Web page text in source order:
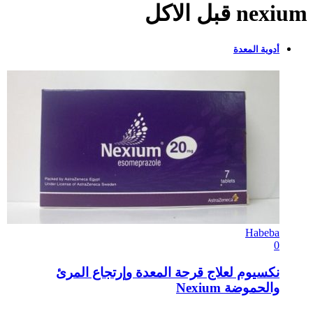
nexium قبل الاكل
أدوية المعدة
Habeba
0
نكسيوم لعلاج قرحة المعدة وإرتجاع المرئ
والحموضة Nexium